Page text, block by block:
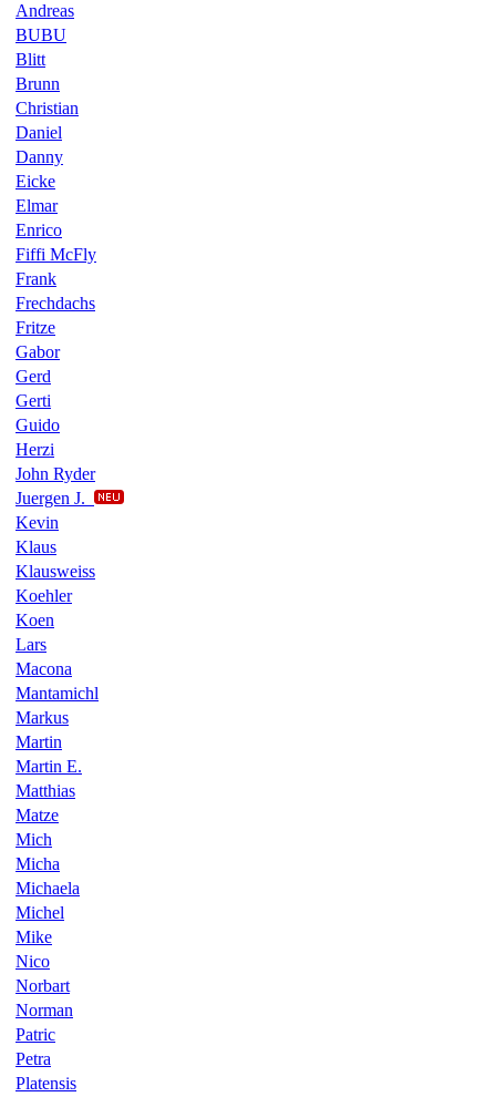
Andreas
BUBU
Blitt
Brunn
Christian
Daniel
Danny
Eicke
Elmar
Enrico
Fiffi McFly
Frank
Frechdachs
Fritze
Gabor
Gerd
Gerti
Guido
Herzi
John Ryder
Juergen J.
Kevin
Klaus
Klausweiss
Koehler
Koen
Lars
Macona
Mantamichl
Markus
Martin
Martin E.
Matthias
Matze
Mich
Micha
Michaela
Michel
Mike
Nico
Norbart
Norman
Patric
Petra
Platensis